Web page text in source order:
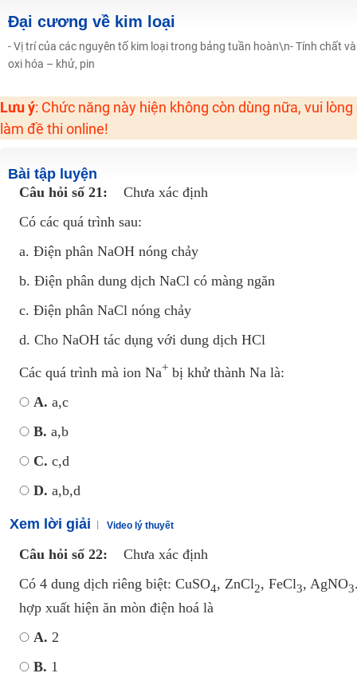
Hot! Lễ hội đồng giá 449K - 499K toàn bộ khoá học tại Tuyensinh247
Khuyến Mãi Khoá Học 1K Chỉ Từ 11-13/09/2024
Khai giảng các khóa lớp 9 Toán - Lý - Hóa - Văn - Anh năm 2018
Khai giảng khóa Ngữ văn 7 - xây nền vững chắc cho tương lai!
Đại cương về kim loại
- Vị trí của các nguyên tố kim loại trong bảng tuần hoàn\n- Tính chất
oxi hóa – khử, pin
Lưu ý: Chức năng này hiện không còn dùng nữa, vui
làm đề thi online!
Bài tập luyện
Câu hỏi số 21:
Chưa xác định
Có các quá trình sau:
a. Điện phân NaOH nóng chảy
b. Điện phân dung dịch NaCl có màng ngăn
c. Điện phân NaCl nóng chảy
d. Cho NaOH tác dụng với dung dịch HCl
Các quá trình mà ion Na+ bị khử thành Na là:
A. a,c
B. a,b
C. c,d
D. a,b,d
Xem lời giải Video lý thuyết
Câu hỏi số 22:
Chưa xác định
Có 4 dung dịch riêng biệt: CuSO4, ZnCl2, FeCl3, AgNO3
hợp xuất hiện ăn mòn điện hoá là
A. 2
B. 1